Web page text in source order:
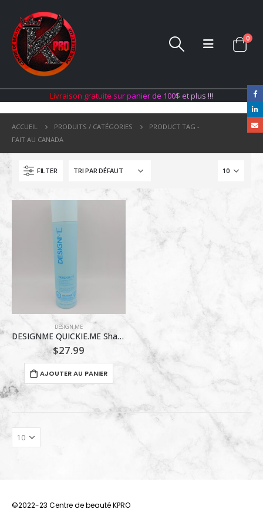
0
Livraison gratuite surpanier de 100$ etplus !!!
ACCUEIL PRODUITS / CATÉGORIES
PRODUCT TAG -
FAIT AU CANADA
FILTER
DESIGN.ME
DESIGNME QUICKIE.ME Shampooing Sec – Tons Foncés & Bruns – 339 ml
$27.99
AJOUTER AU PANIER
©2022-23 Centre de beauté KPRO